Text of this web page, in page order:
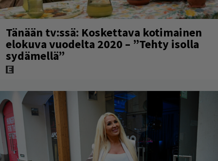
Tänään tv:ssä: Koskettava kotimainen
elokuva vuodelta 2020 – ”Tehty isolla
sydämellä”